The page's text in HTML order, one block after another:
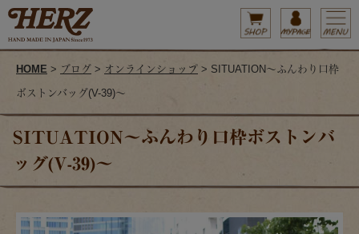
HOME > ブログ > オンラインショップ > SITUATION～ふんわり口枠
ボストンバッグ(V-39)～
SITUATION～ふんわり口枠ボストンバ
ッグ(V-39)～